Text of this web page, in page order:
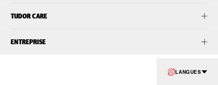
TUDOR CARE
ENTREPRISE
LANGUES